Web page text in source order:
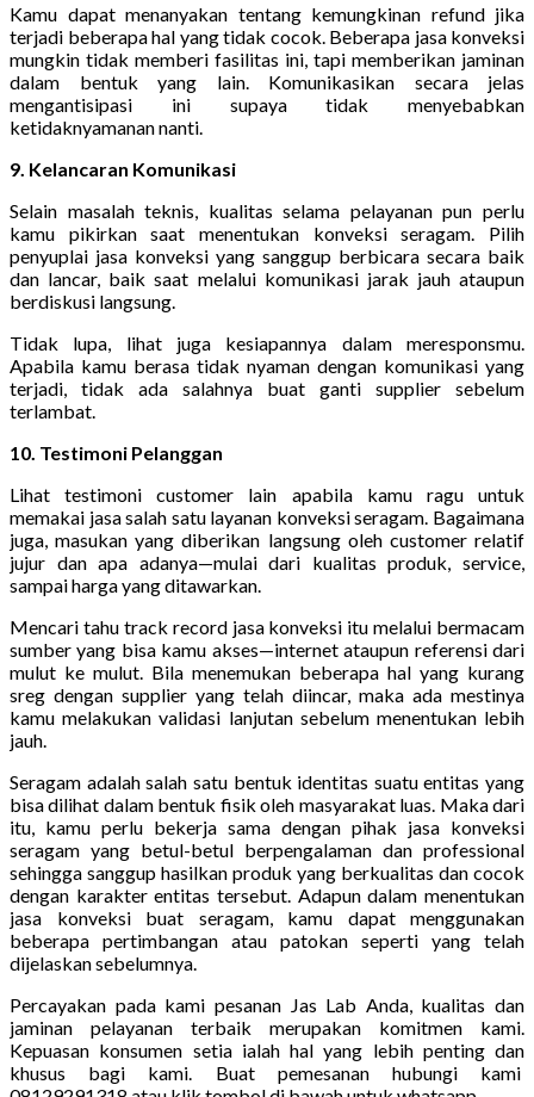
Kamu dapat menanyakan tentang kemungkinan refund jika
terjadi beberapa hal yang tidak cocok. Beberapa jasa konveksi
mungkin tidak memberi fasilitas ini, tapi memberikan jaminan
dalam bentuk yang lain. Komunikasikan secara jelas
mengantisipasi ini supaya tidak menyebabkan
ketidaknyamanan nanti.
9. Kelancaran Komunikasi
Selain masalah teknis, kualitas selama pelayanan pun perlu
kamu pikirkan saat menentukan konveksi seragam. Pilih
penyuplai jasa konveksi yang sanggup berbicara secara baik
dan lancar, baik saat melalui komunikasi jarak jauh ataupun
berdiskusi langsung.
Tidak lupa, lihat juga kesiapannya dalam meresponsmu.
Apabila kamu berasa tidak nyaman dengan komunikasi yang
terjadi, tidak ada salahnya buat ganti supplier sebelum
terlambat.
10. Testimoni Pelanggan
Lihat testimoni customer lain apabila kamu ragu untuk
memakai jasa salah satu layanan konveksi seragam. Bagaimana
juga, masukan yang diberikan langsung oleh customer relatif
jujur dan apa adanya—mulai dari kualitas produk, service,
sampai harga yang ditawarkan.
Mencari tahu track record jasa konveksi itu melalui bermacam
sumber yang bisa kamu akses—internet ataupun referensi dari
mulut ke mulut. Bila menemukan beberapa hal yang kurang
sreg dengan supplier yang telah diincar, maka ada mestinya
kamu melakukan validasi lanjutan sebelum menentukan lebih
jauh.
Seragam adalah salah satu bentuk identitas suatu entitas yang
bisa dilihat dalam bentuk fisik oleh masyarakat luas. Maka dari
itu, kamu perlu bekerja sama dengan pihak jasa konveksi
seragam yang betul-betul berpengalaman dan professional
sehingga sanggup hasilkan produk yang berkualitas dan cocok
dengan karakter entitas tersebut. Adapun dalam menentukan
jasa konveksi buat seragam, kamu dapat menggunakan
beberapa pertimbangan atau patokan seperti yang telah
dijelaskan sebelumnya.
Percayakan pada kami pesanan Jas Lab Anda, kualitas dan
jaminan pelayanan terbaik merupakan komitmen kami.
Kepuasan konsumen setia ialah hal yang lebih penting dan
khusus bagi kami. Buat pemesanan hubungi kami